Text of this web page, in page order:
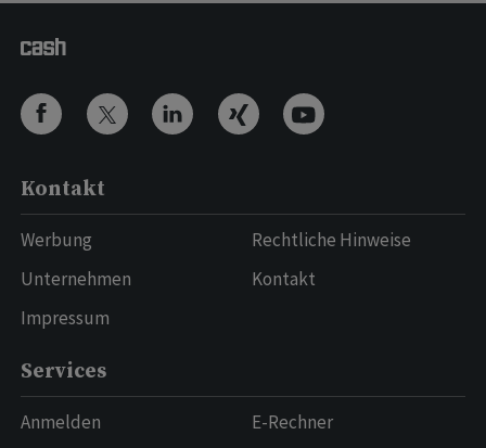
Kontakt
Werbung
Unternehmen
Impressum
Rechtliche Hinweise
Kontakt
Services
Anmelden
E-Rechner